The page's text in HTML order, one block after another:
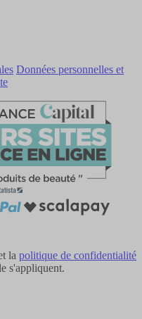
Données personnelles et
la politique de confidentialité
s'appliquent.